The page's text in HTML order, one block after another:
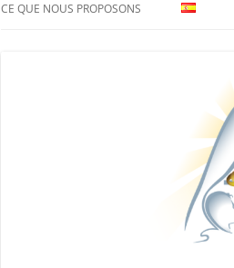
CE QUE NOUS PROPOSONS